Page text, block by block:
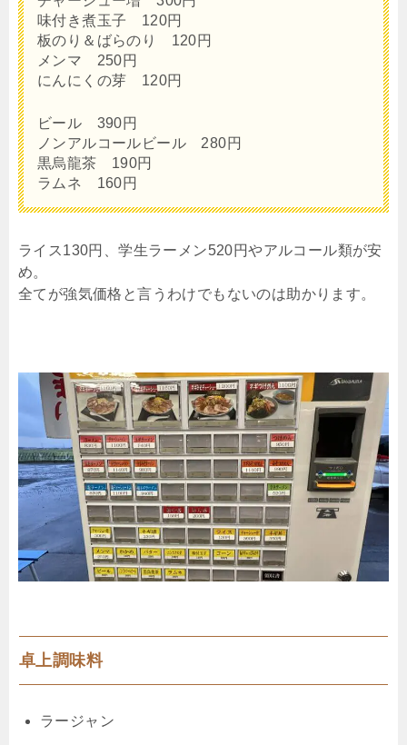
味付き煮玉子 120円
板のり＆ばらのり 120円
メンマ 250円
にんにくの芽 120円
ビール 390円
ノンアルコールビール 280円
黒烏龍茶 190円
ラムネ 160円
ライス130円、学生ラーメン520円やアルコール類が安
め。
全てが強気価格と言うわけでもないのは助かります。
卓上調味料
ラージャン